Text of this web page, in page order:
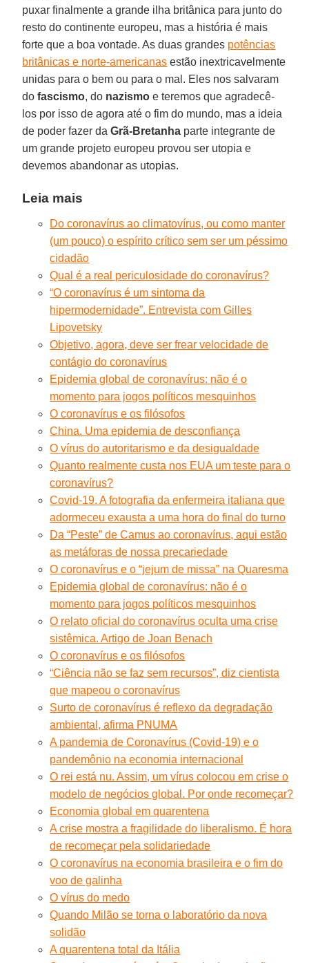
puxar finalmente a grande ilha britânica para junto do
resto do continente europeu, mas a história é mais
forte que a boa vontade. As duas grandes potências
britânicas e norte-americanas estão inextricavelmente
unidas para o bem ou para o mal. Eles nos salvaram
dofascismo, do nazismo e teremos que agradecê-
los por isso de agora até o fim do mundo, mas a ideia
de poder fazer daGrã-Bretanha parte integrante de
um grande projeto europeu provou ser utopia e
devemos abandonar as utopias.
Leia mais
Do coronavírus ao climatovírus, ou como manter
(um pouco) o espírito crítico sem ser um péssimo
cidadão
Qual é a real periculosidade do coronavírus?
“O coronavírus é um sintoma da
hipermodernidade”. Entrevista com Gilles
Lipovetsky
Objetivo, agora, deve ser frear velocidade de
contágio do coronavírus
Epidemia global de coronavírus: não é o
momento para jogos políticos mesquinhos
O coronavírus e os filósofos
China. Uma epidemia de desconfiança
O vírus do autoritarismo e da desigualdade
Quanto realmente custa nos EUA um teste para o
coronavírus?
Covid-19. A fotografia da enfermeira italiana que
adormeceu exausta a uma hora do final do turno
Da “Peste” de Camus ao coronavírus, aqui estão
as metáforas de nossa precariedade
O coronavírus e o “jejum de missa” na Quaresma
Epidemia global de coronavírus: não é o
momento para jogos políticos mesquinhos
O relato oficial do coronavírus oculta uma crise
sistêmica. Artigo de Joan Benach
O coronavírus e os filósofos
“Ciência não se faz sem recursos”, diz cientista
que mapeou o coronavírus
Surto de coronavírus é reflexo da degradação
ambiental, afirma PNUMA
A pandemia de Coronavírus (Covid-19) e o
pandemônio na economia internacional
O rei está nu. Assim, um vírus colocou em crise o
modelo de negócios global. Por onde recomeçar?
Economia global em quarentena
A crise mostra a fragilidade do liberalismo. É hora
de recomeçar pela solidariedade
O coronavírus na economia brasileira e o fim do
voo de galinha
O vírus do medo
Quando Milão se torna o laboratório da nova
solidão
A quarentena total da Itália